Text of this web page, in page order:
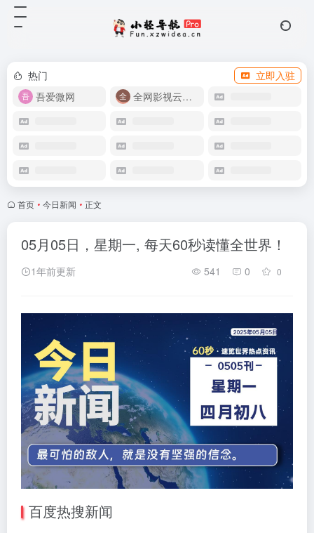
热门
立即入驻
吾爱微网
全网影视云盘资源
首页 • 今日新闻 • 正文
05月05日，星期一, 每天60秒读懂全世界！
1年前更新 541 0 0
百度热搜新闻